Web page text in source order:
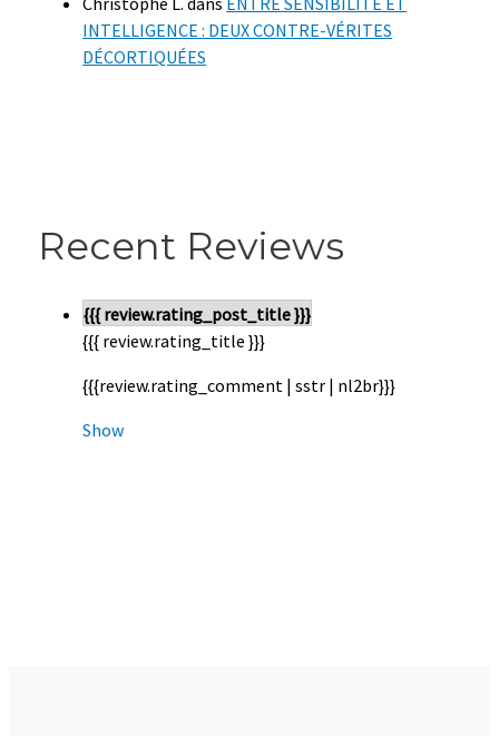
INTELLIGENCE : DEUX CONTRE-VÉRITES
DÉCORTIQUÉES
Recent Reviews
{{{ review.rating_post_title }}}
{{{ review.rating_title }}}
{{{review.rating_comment | sstr | nl2br}}}
Show